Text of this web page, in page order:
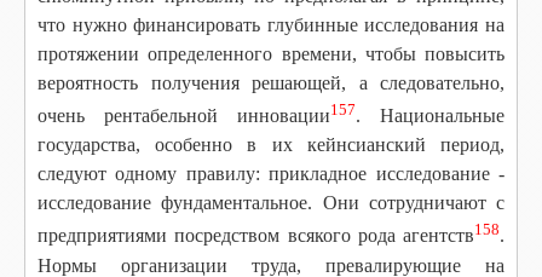
что нужно финансировать глубинные исследования на
протяжении определенного времени, чтобы повысить
вероятность получения решающей, а следовательно,
очень рентабельной инновации157. Национальные
государства, особенно в их кейнсианский период,
следуют одному правилу: прикладное исследование -
исследование фундаментальное. Они сотрудничают с
предприятиями посредством всякого рода агентств158.
Нормы организации труда, превалирующие на